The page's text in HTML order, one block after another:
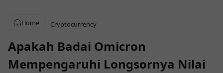
Home Cryptocurrency
Apakah Badai Omicron
Mempengaruhi Longsornya Nilai